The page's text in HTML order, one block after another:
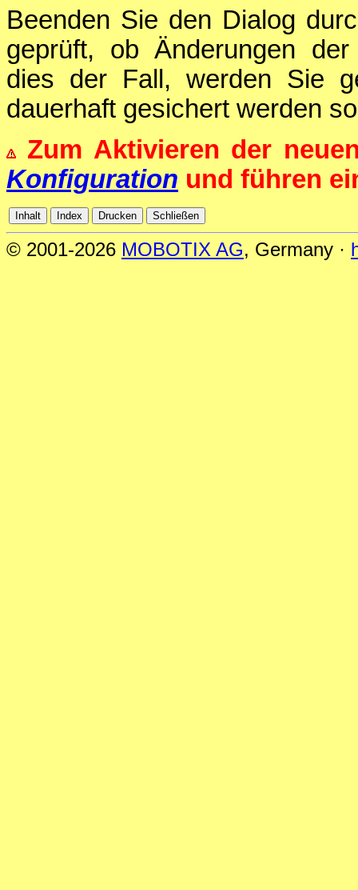
Beenden Sie den Dialog
geprüft, ob Änderungen
dies der Fall, werden Sie
dauerhaft gesichert werden
Zum Aktivieren der
Konfiguration und führen
© 2001-2026 MOBOTIX AG, Germany ·